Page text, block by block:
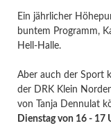
Ein jährlicher
buntem Programm,
Hell-Halle.
Aber auch der Sport
der DRK Klein
von Tanja Dennulat
Dienstag von 16 - 17